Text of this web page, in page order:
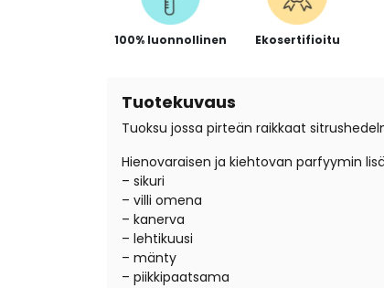
100% luonnollinen Ekosertifioitu
Tuotekuvaus
Tuoksu jossa pirteän raikkaat
Hienovaraisen ja kiehtovan parfyymin
– sikuri
– villi omena
– kanerva
– lehtikuusi
– mänty
– piikkipaatsama